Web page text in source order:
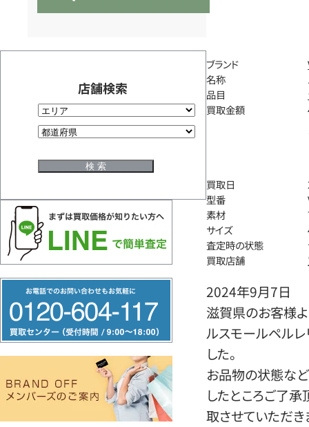
店舗検索
リ
ー
ヤ
ブランド
名称
品目
買取金額
買取日
型番
素材
サイズ
査定時の状態
買取店舗
2024年9月7日
滋賀県のお客様
ルスモールペル
した。
お品物の状態など
したところご了
取させていただき